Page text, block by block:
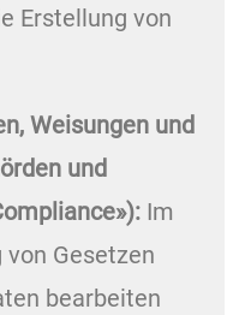
Erstellung von
Weisungen und
und
Im
von Gesetzen
bearbeiten